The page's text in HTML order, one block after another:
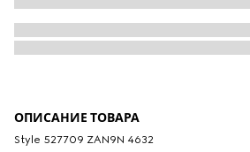
ОПИСАНИЕ ТОВАРА
Style ‎527709 ZAN9N 4632